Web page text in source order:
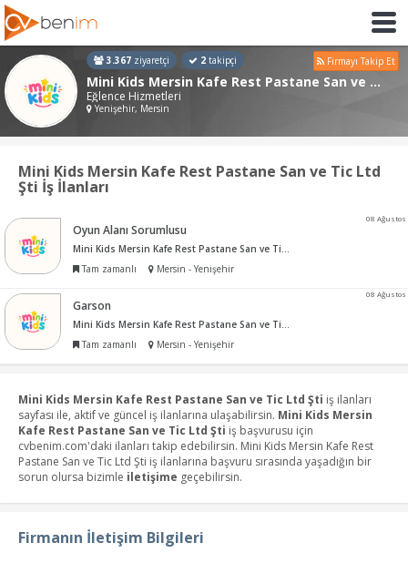
3.367 ziyaretçi 2 takipçi Firmayı Takip Et
Mini Kids Mersin Kafe Rest Pastane San ve Tic Ltd Şti
Eğlence Hizmetleri
Yenişehir, Mersin
Mini Kids Mersin Kafe Rest Pastane San ve Tic Ltd
Şti İş İlanları
08 Ağustos
Oyun Alanı Sorumlusu
Mini Kids Mersin Kafe Rest Pastane San ve Tic Ltd Şti
Tam zamanlı
Mersin - Yenişehir
08 Ağustos
Garson
Mini Kids Mersin Kafe Rest Pastane San ve Tic Ltd Şti
Tam zamanlı
Mersin - Yenişehir
Mini Kids Mersin Kafe Rest Pastane San ve Tic Ltd Şti iş ilanları
sayfası ile, aktif ve güncel iş ilanlarına ulaşabilirsin. Mini Kids Mersin
Kafe Rest Pastane San ve Tic Ltd Şti iş başvurusu için
cvbenim.com'daki ilanları takip edebilirsin. Mini Kids Mersin Kafe Rest
Pastane San ve Tic Ltd Şti iş ilanlarına başvuru sırasında yaşadığın bir
sorun olursa bizimle iletişime geçebilirsin.
Firmanın İletişim Bilgileri